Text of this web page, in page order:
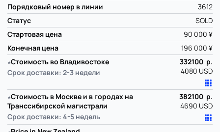
Порядковый номер в линии
3612
Статус
SOLD
Стартовая цена
90 000 ¥
Конечная цена
196 000 ¥
∗Стоимость во Владивостоке
Срок доставки: 2-3 недели
332100 р.
4080 USD
∗Стоимость в Москве и в городах на
Транссибирской магистрали
Срок доставки: 4-5 недель
382100 р.
4690 USD